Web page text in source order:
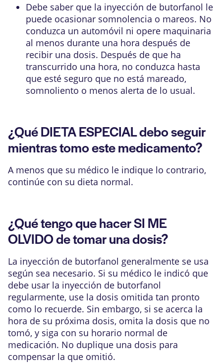
Debe saber que la inyección de butorfanol le
puede ocasionar somnolencia o mareos. No
conduzca un automóvil ni opere maquinaria
al menos durante una hora después de
recibir una dosis. Después de que ha
transcurrido una hora, no conduzca hasta
que esté seguro que no está mareado,
somnoliento o menos alerta de lo usual.
¿Qué DIETA ESPECIAL debo seguir
mientras tomo este medicamento?
A menos que su médico le indique lo contrario,
continúe con su dieta normal.
¿Qué tengo que hacer SI ME
OLVIDO de tomar una dosis?
La inyección de butorfanol generalmente se usa
según sea necesario. Si su médico le indicó que
debe usar la inyección de butorfanol
regularmente, use la dosis omitida tan pronto
como lo recuerde. Sin embargo, si se acerca la
hora de su próxima dosis, omita la dosis que no
tomó, y siga con su horario normal de
medicación. No duplique una dosis para
compensar la que omitió.